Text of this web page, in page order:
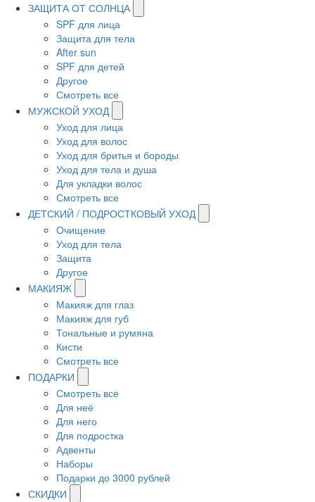
ЗАЩИТА ОТ СОЛНЦА
SPF для лица
Защита для тела
After sun
SPF для детей
Другое
Смотреть все
МУЖСКОЙ УХОД
Уход для лица
Уход для волос
Уход для бритья и бороды
Уход для тела и душа
Для укладки волос
Смотреть все
ДЕТСКИЙ / ПОДРОСТКОВЫЙ УХОД
Очищение
Уход для тела
Защита
Другое
МАКИЯЖ
Макияж для глаз
Макияж для губ
Тональные и румяна
Кисти
Смотреть все
ПОДАРКИ
Смотреть все
Для неё
Для него
Для подростка
Адвенты
Наборы
Подарки до 3000 рублей
СКИДКИ